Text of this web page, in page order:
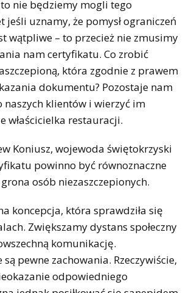
nie będziemy mogli tego
jeśli uznamy, że pomysł ograniczeń
wątpliwe – to przecież nie zmusimy
nam certyfikatu. Co zrobić
która zgodnie z prawem
dokumentu? Pozostaje nam
naszych klientów i wierzyć im
właścicielka restauracji.
Koniusz, wojewoda świętokrzyski
powinno być równoznaczne
osób niezaszczepionych.
koncepcja, która sprawdziła się
Zwiększamy dystans społeczny
komunikację.
pewne zachowania. Rzeczywiście,
odpowiedniego